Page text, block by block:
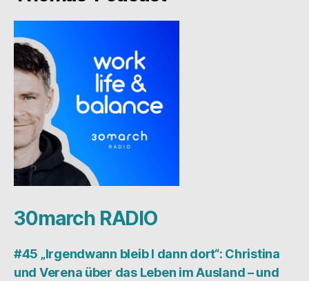
30march RADIO
#45 „Irgendwann bleib I dann dort“: Christina
und Verena über das Leben im Ausland – und